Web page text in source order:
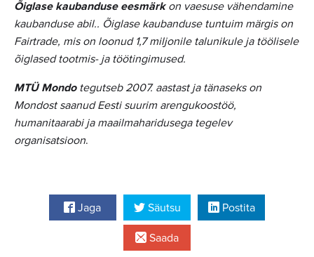
Õiglase kaubanduse eesmärkon vaesuse vähendamine
kaubanduse abil.. Õiglase kaubanduse tuntuim märgis on
Fairtrade, mis on loonud 1,7 miljonile talunikule ja töölisele
õiglased tootmis- ja töötingimused.
MTÜ Mondotegutseb 2007. aastast ja tänaseks on
Mondost saanud Eesti suurim arengukoostöö,
humanitaarabi ja maailmaharidusega tegelev
organisatsioon.
Jaga Säutsu Postita
Saada